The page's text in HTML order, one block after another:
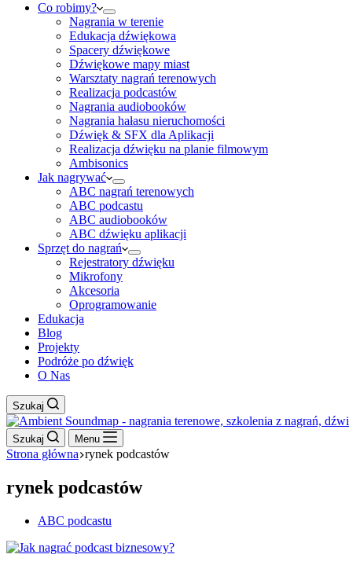
Co robimy?
Nagrania w terenie
Edukacja dźwiękowa
Spacery dźwiękowe
Dźwiękowe mapy miast
Warsztaty nagrań terenowych
Realizacja podcastów
Nagrania audiobooków
Nagrania hałasu nieruchomości
Dźwięk & SFX dla Aplikacji
Realizacja dźwięku na planie filmowym
Ambisonics
Jak nagrywać
ABC nagrań terenowych
ABC podcastu
ABC audiobooków
ABC dźwięku aplikacji
Sprzęt do nagrań
Rejestratory dźwięku
Mikrofony
Akcesoria
Oprogramowanie
Edukacja
Blog
Projekty
Podróże po dźwięk
O Nas
Szukaj
Szukaj Menu
Strona główna rynek podcastów
rynek podcastów
ABC podcastu